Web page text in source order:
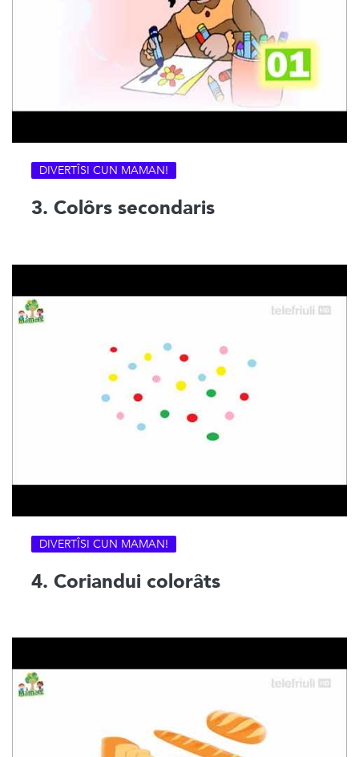
DIVERTÎSI CUN MAMAN!
3. Colôrs secondaris
DIVERTÎSI CUN MAMAN!
4. Coriandui colorâts